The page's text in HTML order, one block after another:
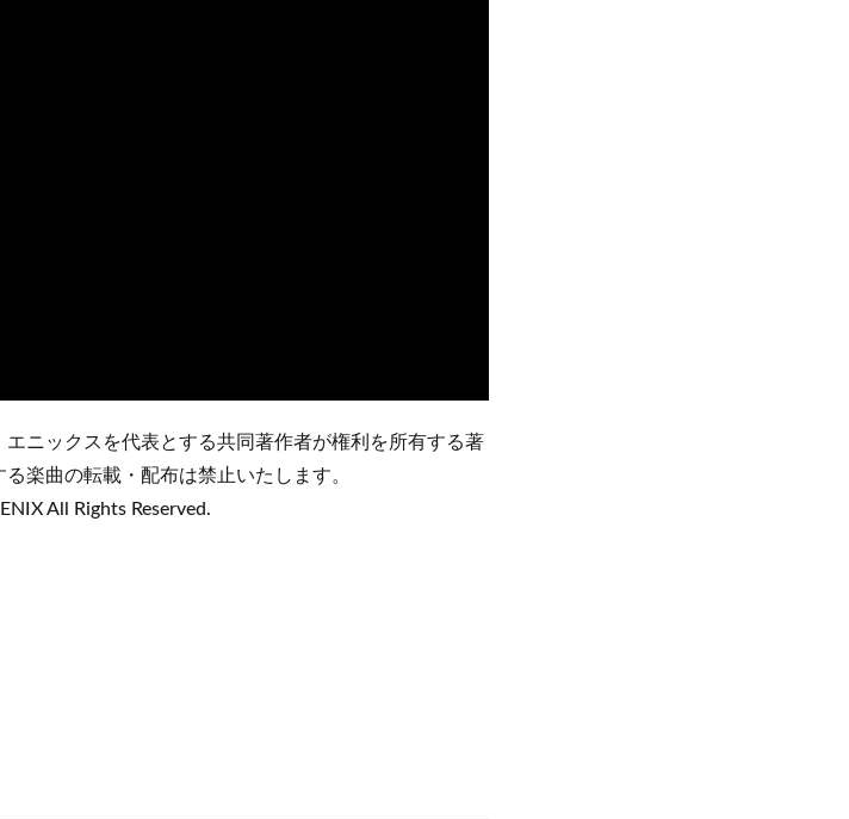
ニックスを代表とする共同著作者が権利を所有する著
楽曲の転載・配布は禁止いたします。
All Rights Reserved.